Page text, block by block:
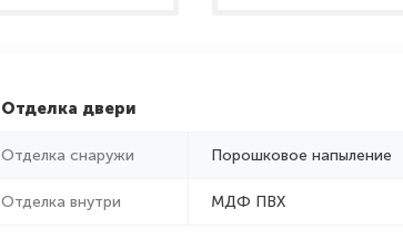
Отделка двери
Отделка снаружи Порошковое напыление
Отделка внутри МДФ ПВХ